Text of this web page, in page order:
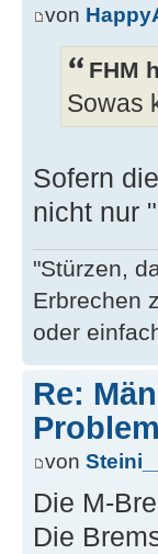
von
FHM
Sowas
Sofern
nicht nur
"Stürzen,
Erbrechen
oder
Re:
von
Die M-
Die